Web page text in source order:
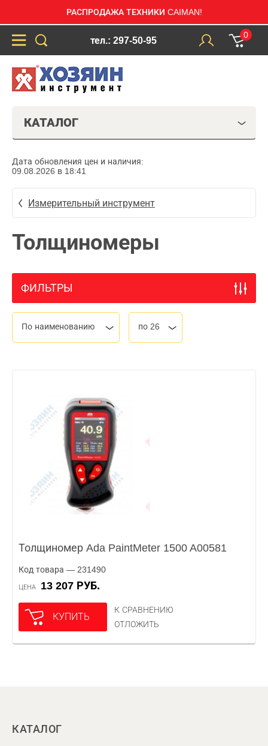
РАСПРОДАЖА ТЕХНИКИ CAIMAN!
тел.: 297-50-95
0
КАТАЛОГ
Дата обновления цен и наличия:
09.08.2026 в 18:41
Измерительный инструмент
Толщиномеры
ФИЛЬТРЫ
По наименованию по 26
Толщиномер Ada PaintMeter 1500 A00581
Код товара — 231490
ЦЕНА 13 207 РУБ.
КУПИТЬ
К СРАВНЕНИЮ
ОТЛОЖИТЬ
КАТАЛОГ